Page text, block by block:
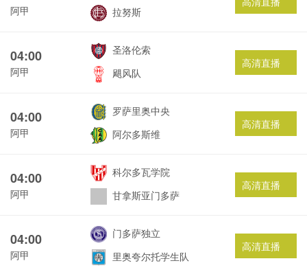
阿甲
拉努斯
04:00
阿甲
圣洛伦索
飓风队
高清直播
04:00
阿甲
罗萨里奥中央
阿尔多斯维
高清直播
04:00
阿甲
科尔多瓦学院
甘拿斯亚门多萨
高清直播
04:00
阿甲
门多萨独立
里奥夸尔托学生队
高清直播